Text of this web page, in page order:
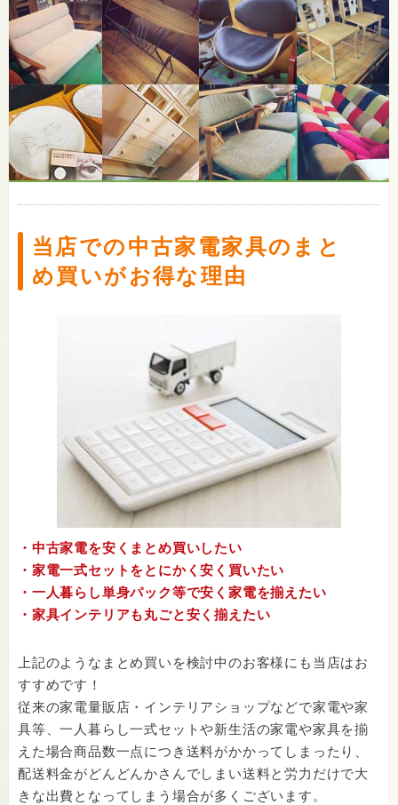
当店での中古家電家具のまと
め買いがお得な理由
・中古家電を安くまとめ買いしたい
・家電一式セットをとにかく安く買いたい
・一人暮らし単身パック等で安く家電を揃えたい
・家具インテリアも丸ごと安く揃えたい
上記のようなまとめ買いを検討中のお客様にも当店はお
すすめです！
従来の家電量販店・インテリアショップなどで家電や家
具等、一人暮らし一式セットや新生活の家電や家具を揃
えた場合商品数一点につき送料がかかってしまったり、
配送料金がどんどんかさんでしまい送料と労力だけで大
きな出費となってしまう場合が多くございます。